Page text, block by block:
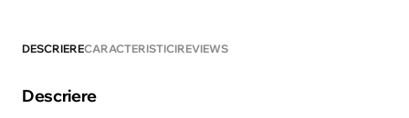
DESCRIERECARACTERISTICIREVIEWS
Descriere